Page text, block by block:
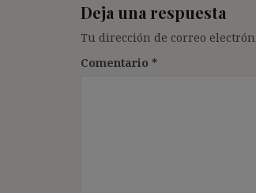
Deja una respuesta
Tu dirección de correo
Comentario *